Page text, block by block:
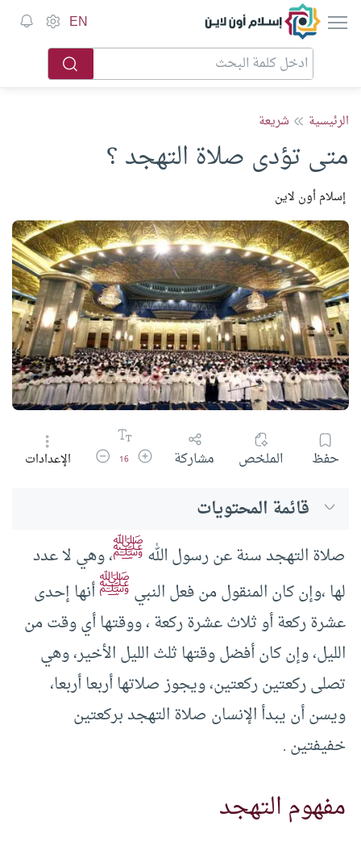
إسلام أون لاين EN
الرئيسية شريعة
متى تؤدى صلاة التهجد ؟
إسلام أون لاين
حفظ الملخص مشاركة زيادة حجم الخط
16 تقليل حجم الخط
الإعدادات
قائمة المحتويات
صلاة التهجد سنة عن رسول اللهﷺ، وهي لا عدد
لها ،وإن كان المنقول من فعل النبيﷺأنها إحدى
عشرة ركعة أو ثلاث عشرة ركعة ، ووقتها أي وقت من
الليل، وإن كان أفضل وقتها ثلث الليل الأخير، وهي
تصلى ركعتين ركعتين، ويجوز صلاتها أربعا أربعا،
ويسن أن يبدأ الإنسان صلاة التهجد بركعتين
خفيفتين .
مفهوم التهجد